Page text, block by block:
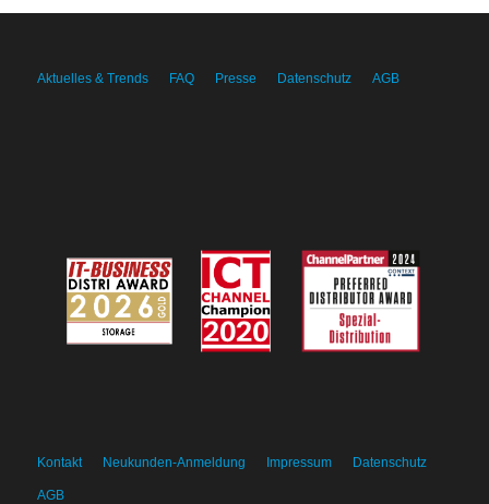
Aktuelles & Trends FAQ Presse Datenschutz AGB
Kontakt Neukunden-Anmeldung Impressum Datenschutz
AGB